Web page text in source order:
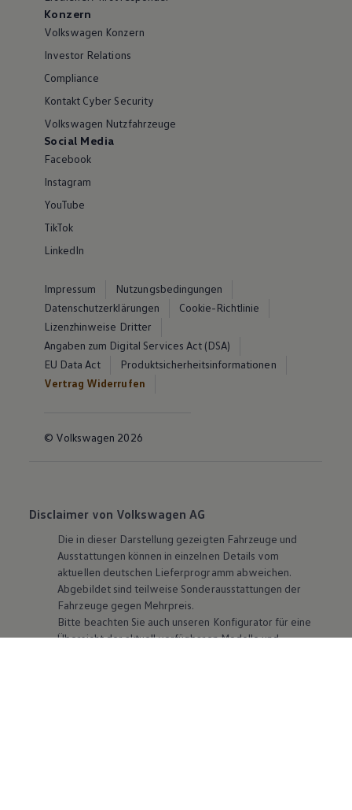
Konzern
Volkswagen Konzern
Investor Relations
Compliance
Kontakt Cyber Security
Volkswagen Nutzfahrzeuge
Social Media
Facebook
Instagram
YouTube
TikTok
LinkedIn
Impressum
Nutzungsbedingungen
Datenschutzerklärungen
Cookie-Richtlinie
Lizenzhinweise Dritter
Angaben zum Digital Services Act (DSA)
EU Data Act
Produktsicherheitsinformationen
Vertrag Widerrufen
© Volkswagen 2026
Disclaimer von Volkswagen AG
Die in dieser Darstellung gezeigten Fahrzeuge und
Ausstattungen können in einzelnen Details vom
aktuellen deutschen Lieferprogramm abweichen.
Abgebildet sind teilweise Sonderausstattungen der
Fahrzeuge gegen Mehrpreis.
Bitte beachten Sie auch unseren Konfigurator für eine
Übersicht der aktuell verfügbaren Modelle und